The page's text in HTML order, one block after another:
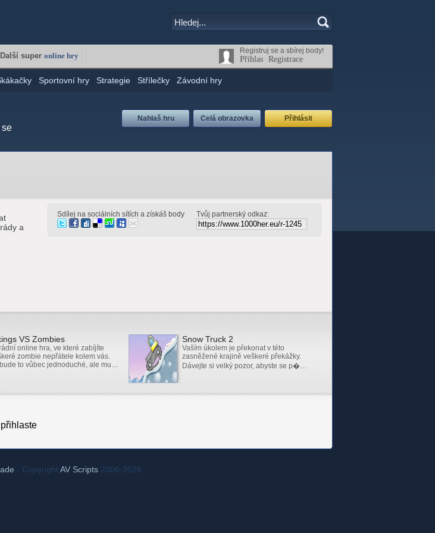
Další super online hry
Registruj se a sbírej body!
Přihlas Registrace
Sportovní hry Strategie Střílečky Závodní hry
se
Přihlásit
Celá obrazovka
Nahlaš hru
a
Sdílej na sociálních sítích a získáš body Tvůj partnerský odkaz:
VS Zombies
online hra, ve které zabíjíte
zombie nepřátele kolem vás.
to vůbec jednoduché, ale mu…
Snow Truck 2
Vaším úkolem je překonat v této
zasněžené krajině veškeré překážky.
Dávejte si velký pozor, abyste se p�…
- CopyrightAV Scripts2006-2026